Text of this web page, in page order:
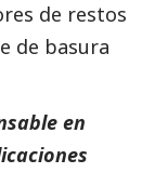
de restos
de basura
en